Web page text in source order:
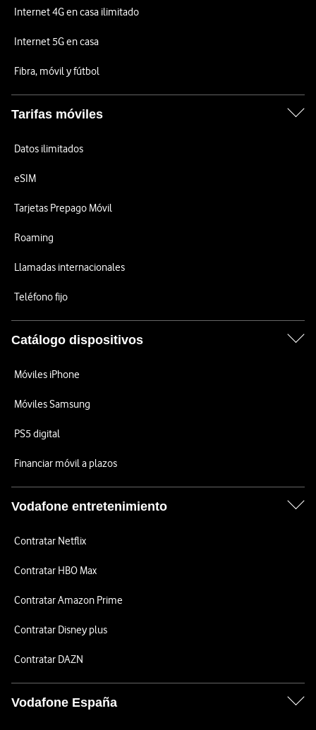
Internet 4G en casa ilimitado
Internet 5G en casa
Fibra, móvil y fútbol
Tarifas móviles
Datos ilimitados
eSIM
Tarjetas Prepago Móvil
Roaming
Llamadas internacionales
Teléfono fijo
Catálogo dispositivos
Móviles iPhone
Móviles Samsung
PS5 digital
Financiar móvil a plazos
Vodafone entretenimiento
Contratar Netflix
Contratar HBO Max
Contratar Amazon Prime
Contratar Disney plus
Contratar DAZN
Vodafone España